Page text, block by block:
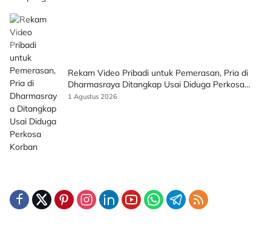
Rekam Video Pribadi untuk Pemerasan, Pria di
Dharmasraya Ditangkap Usai Diduga Perkosa
Korban
1 Agustus 2026